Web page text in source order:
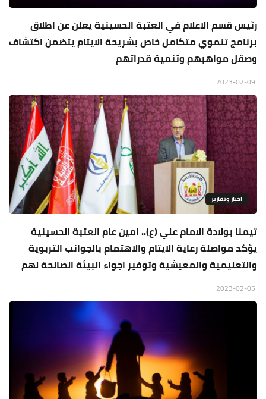
رئيس قسم الاعلام في العتبة الحسينية يعلن عن اطلاق
برنامج تنموي متكامل خاص بشريحة الايتام يتضمن اكتشاف
وصقل مواهبهم وتنمية قدراتهم
اخبار وتقارير
تيمنا بولادة الامام علي (ع).. امين عام العتبة الحسينية
يؤكد مواصلة رعاية الايتام والاهتمام بالجوانب التربوية
والتعليمية والمعيشية وتوفير اجواء البيئة الصالحة لهم